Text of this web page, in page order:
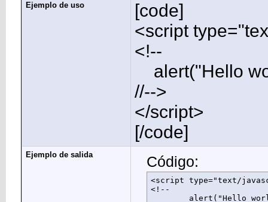
Ejemplo de uso
[code]
<script
<!--
alert("Hello
//-->
</script>
[/code]
Ejemplo de salida Código:
<script type="text/
<!--